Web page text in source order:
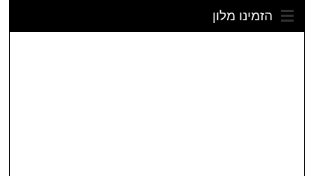
הזמינו מלון